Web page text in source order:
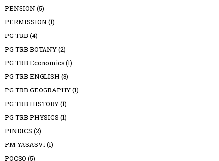
PENSION (5)
PERMISSION (1)
PG TRB (4)
PG TRB BOTANY(2)
PG TRB Economics (1)
PG TRB ENGLISH (3)
PG TRB GEOGRAPHY(1)
PG TRB HISTORY(1)
PG TRB PHYSICS (1)
PINDICS (2)
PM YASASVI (1)
POCSO (5)